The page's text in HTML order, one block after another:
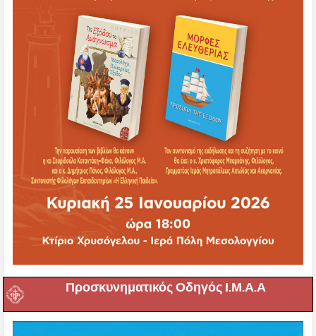
Προσκυνηματικός Οδηγός Ι.Μ.Α.Α